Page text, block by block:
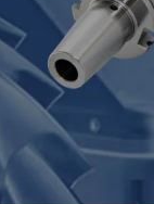
JIS B
JIS B
DIN
DIN
ANSI